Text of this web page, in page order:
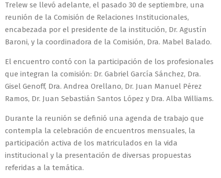
Trelew se llevó adelante, el pasado 30 de septiembre, una
reunión de la Comisión de Relaciones Institucionales,
encabezada por el presidente de la institución, Dr. Agustín
Baroni, y la coordinadora de la Comisión, Dra. Mabel Balado.
El encuentro contó con la participación de los profesionales
que integran la comisión: Dr. Gabriel García Sánchez, Dra.
Gisel Genoff, Dra. Andrea Orellano, Dr. Juan Manuel Pérez
Ramos, Dr. Juan Sebastián Santos López y Dra. Alba Williams.
Durante la reunión se definió una agenda de trabajo que
contempla la celebración de encuentros mensuales, la
participación activa de los matriculados en la vida
institucional y la presentación de diversas propuestas
referidas a la temática.